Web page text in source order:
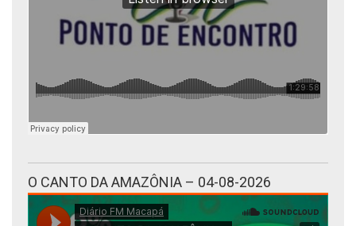
O CANTO DA AMAZÔNIA – 04-08-2026